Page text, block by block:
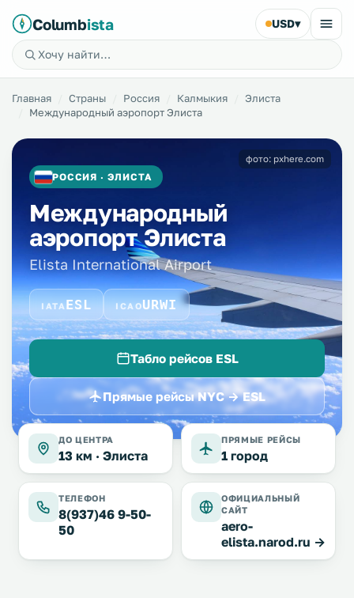
Columbista USD▾
Главная Страны Россия Калмыкия
Элиста
Международный аэропорт Элиста
РОССИЯ · ЭЛИСТА
Международный
аэропорт Элиста
Elista International Airport
IATAESL ICAOURWI
Табло рейсов ESL
Прямые рейсы NYC → ESL
фото: pxhere.com
ДО ЦЕНТРА
13 км · Элиста
ПРЯМЫЕ РЕЙСЫ
1 город
ТЕЛЕФОН
8(937)46 9-50-
50
ОФИЦИАЛЬНЫЙ
САЙТ
aero-
elista.narod.ru →